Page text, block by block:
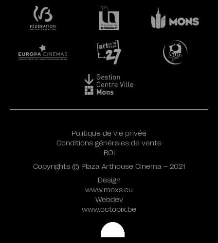
Design
www.moxs.eu
Webdev
www.octopix.be
Politique de vie privée
Conditions générales de vente
ROI
Copyrights © Plaza Arthouse Cinema – 2021